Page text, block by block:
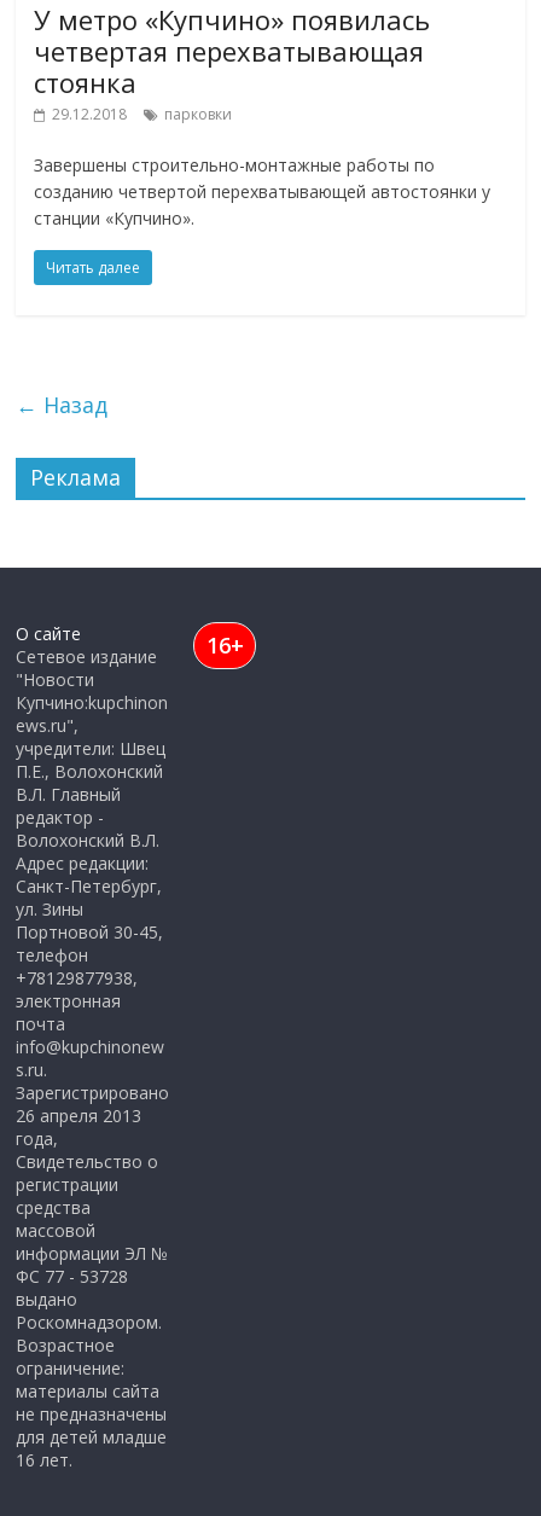
У метро «Купчино» появилась
четвертая перехватывающая
стоянка
29.12.2018 парковки
Завершены строительно-монтажные работы по
созданию четвертой перехватывающей автостоянки у
станции «Купчино».
Читать далее
← Назад
Реклама
О сайте
Сетевое издание
"Новости
Купчино:kupchinon
ews.ru",
учредители: Швец
П.Е., Волохонский
В.Л. Главный
редактор -
Волохонский В.Л.
Адрес редакции:
Санкт-Петербург,
ул. Зины
Портновой 30-45,
телефон
+78129877938,
электронная
почта
info@kupchinonew
s.ru.
Зарегистрировано
26 апреля 2013
года,
Свидетельство о
регистрации
средства
массовой
информации ЭЛ №
ФС 77 - 53728
выдано
Роскомнадзором.
Возрастное
ограничение:
материалы сайта
не предназначены
для детей младше
16 лет.
16+